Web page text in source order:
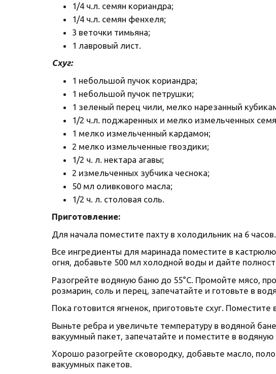
1/4 ч.л. семян кориандра;
1/4 ч.л. семян фенхеля;
3 веточки тимьяна;
1 лавровый лист.
Схуг:
1 небольшой пучок кориандра;
1 небольшой пучок петрушки;
1 зеленый перец чили, мелко нарезанный
1/2 ч.л. поджаренных и мелко измельченных
1 мелко измельченный кардамон;
2 мелко измельченные гвоздики;
1/2 ч. л. нектара агавы;
2 измельченных зубчика чеснока;
50 мл оливкового масла;
1/2 ч. л. столовая соль.
Приготовление:
Для начала поместите пахту в холодильник на 6
Все ингредиенты для маринада поместите в
огня, добавьте 500 мл холодной воды и дайте
Разогрейте водяную баню до 55°C. Промойте мясо,
розмарин, соль и перец, запечатайте и готовьте в
Пока готовится ягненок, приготовьте схуг.
Выньте ребра и увеличьте температуру в водяной
вакуумный пакет, запечатайте и поместите в водяную
Хорошо разогрейте сковородку, добавьте масло,
вакуумных пакетов.